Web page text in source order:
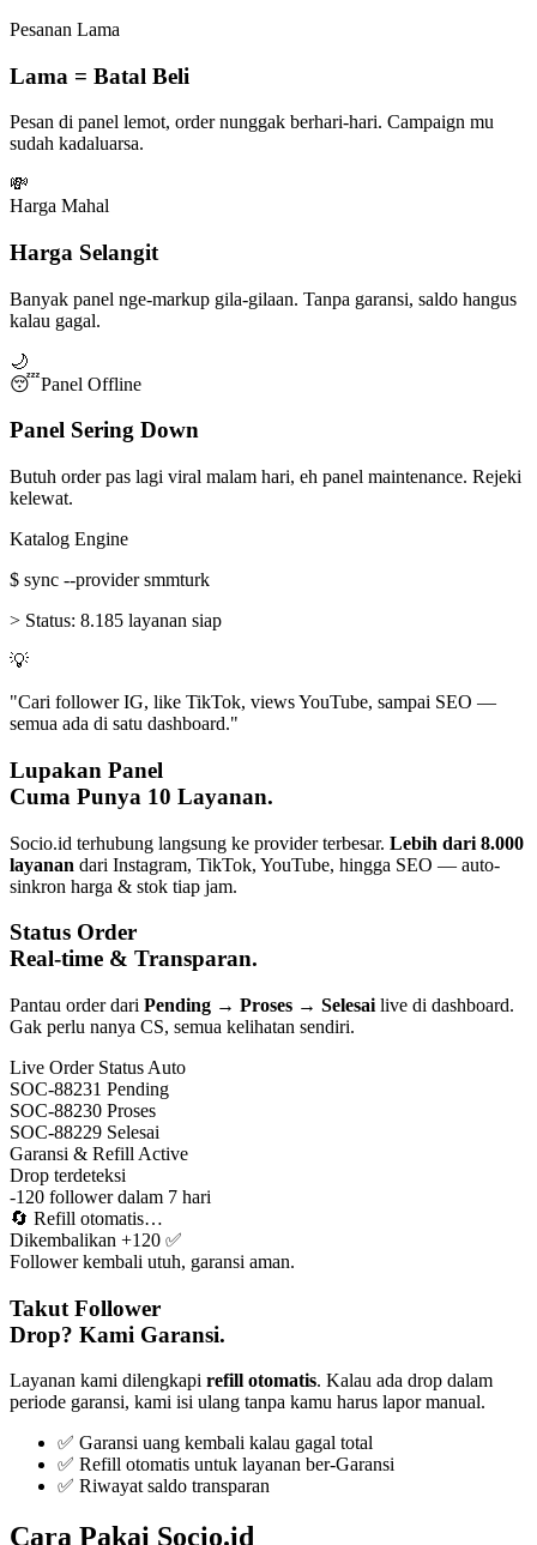
Pesanan Lama
Lama = Batal Beli
Pesan di panel lemot, order nunggak berhari-hari. Campaign mu
sudah kadaluarsa.
💸
Harga Mahal
Harga Selangit
Banyak panel nge-markup gila-gilaan. Tanpa garansi, saldo hangus
kalau gagal.
🌙
😴Panel Offline
Panel Sering Down
Butuh order pas lagi viral malam hari, eh panel maintenance. Rejeki
kelewat.
Katalog Engine
$ sync --provider smmturk
> Status: 8.185 layanan siap
💡
"Cari follower IG, like TikTok, views YouTube, sampai SEO —
semua ada di satu dashboard."
Lupakan Panel
Cuma Punya 10 Layanan.
Socio.id terhubung langsung ke provider terbesar. Lebih dari 8.000
layanan dari Instagram, TikTok, YouTube, hingga SEO — auto-
sinkron harga & stok tiap jam.
Status Order
Real-time & Transparan.
Pantau order dari Pending → Proses → Selesai live di dashboard.
Gak perlu nanya CS, semua kelihatan sendiri.
Live Order Status Auto
SOC-88231 Pending
SOC-88230 Proses
SOC-88229 Selesai
Garansi & Refill Active
Drop terdeteksi
-120 follower dalam 7 hari
🔄 Refill otomatis…
Dikembalikan +120 ✅
Follower kembali utuh, garansi aman.
Takut Follower
Drop? Kami Garansi.
Layanan kami dilengkapi refill otomatis. Kalau ada drop dalam
periode garansi, kami isi ulang tanpa kamu harus lapor manual.
✅ Garansi uang kembali kalau gagal total
✅ Refill otomatis untuk layanan ber-Garansi
✅ Riwayat saldo transparan
Cara Pakai Socio.id